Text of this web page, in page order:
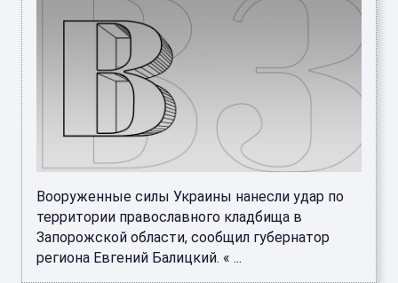
Вооруженные силы Украины нанесли удар по
территории православного кладбища в
Запорожской области, сообщил губернатор
региона Евгений Балицкий. « ...